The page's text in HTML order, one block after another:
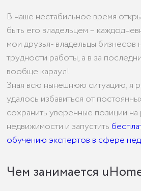
В наше нестабильное время
быть его владельцем –
мои друзья- владельцы бизнесов
трудности работы, а в за
вообще караул!
Зная всю нынешнюю ситуацию, я
удалось избавиться от
сохранить уверенные позиции на
недвижимости и запустить
обучению экспертов в сфере
Чем занимается